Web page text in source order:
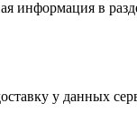
информация в
у данных